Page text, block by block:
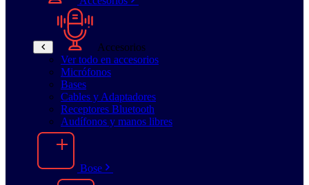
Accesorios
Ver todo en accesorios
Micrófonos
Bases
Cables y Adaptadores
Receptores Bluetooth
Audífonos y manos libres
Bose